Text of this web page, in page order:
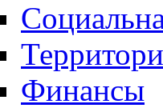
Финансы